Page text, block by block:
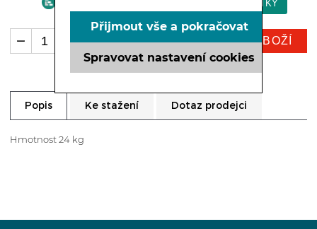
ks KOUPIT ZBOŽÍ
Popis Ke stažení Dotaz prodejci
Hmotnost 24 kg
Spravovat nastavení cookies
Přijmout vše a pokračovat